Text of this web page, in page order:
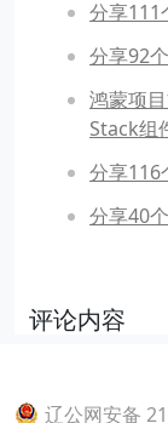
分享111
分享92
鸿蒙项
Stack组
分享116
分享40
评论内容
辽公网安备